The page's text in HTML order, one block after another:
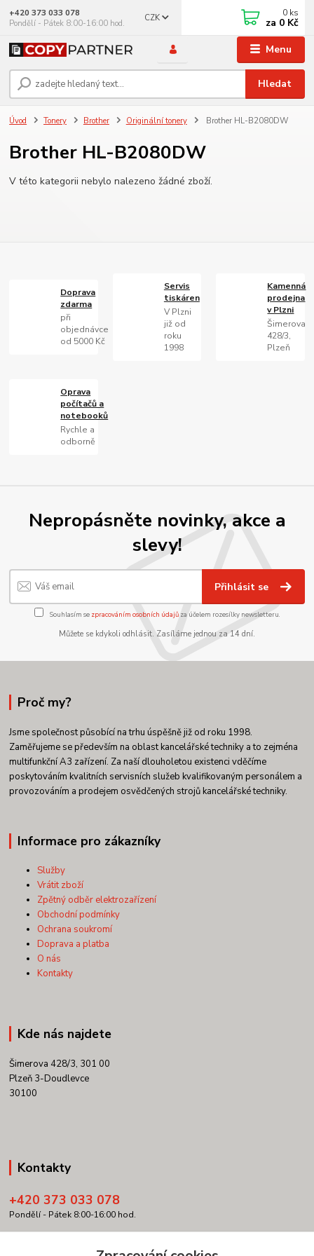
Menu
CZK
Hledat
+420 373 033 078
Pondělí - Pátek 8:00-16:00 hod.
0 ks
za 0 Kč
Úvod Tonery Brother Originální tonery Brother HL-B2080DW
Brother HL-B2080DW
V této kategorii nebylo nalezeno žádné zboží.
Doprava
zdarma
při
objednávce
od 5000 Kč
Servis
tiskáren
V Plzni
již od
roku
1998
Kamenná
prodejna
v Plzni
Šimerova
428/3,
Plzeň
Oprava
počítačů a
notebooků
Rychle a
odborně
Nepropásněte novinky, akce a
slevy!
Přihlásit se
Souhlasím se zpracováním osobních údajůza účelem rozesílky newsletteru.
Můžete se kdykoli odhlásit. Zasíláme jednou za 14 dní.
Proč my?
Jsme společnost působící na trhu úspěšně již od roku 1998.
Zaměřujeme se především na oblast kancelářské techniky a to zejména
multifunkční A3 zařízení. Za naší dlouholetou existenci vděčíme
poskytováním kvalitních servisních služeb kvalifikovaným personálem a
provozováním a prodejem osvědčených strojů kancelářské techniky.
Informace pro zákazníky
Služby
Vrátit zboží
Zpětný odběr elektrozařízení
Obchodní podmínky
Ochrana soukromí
Doprava a platba
O nás
Kontakty
Kde nás najdete
Šimerova 428/3, 301 00
Plzeň 3-Doudlevce
30100
Kontakty
+420 373 033 078
Pondělí - Pátek 8:00-16:00 hod.